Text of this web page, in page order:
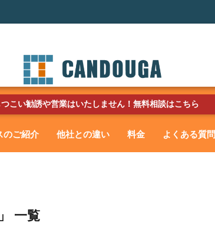
こい勧誘や営業はいたしません！無料相談はこちら
のご紹介 他社との違い 料金 よくある質問
一覧